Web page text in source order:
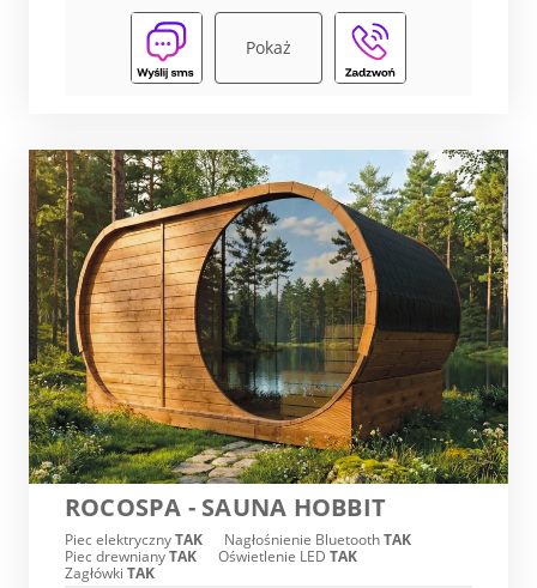
Pokaż
ROCOSPA - SAUNA HOBBIT
Piec elektrycznyTAK Nagłośnienie BluetoothTAK
Piec drewnianyTAK Oświetlenie LED TAK
Zagłówki TAK